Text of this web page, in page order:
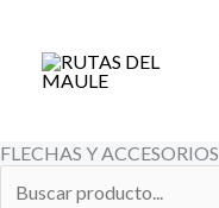
contenido
FLECHAS Y ACCESORIOS
Búsqueda
de